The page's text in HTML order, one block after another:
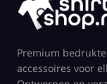
Premium
accessoires voor